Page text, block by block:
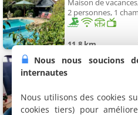
Maison de
2 personnes, 1
11.8 km
Inntermezzo
12 km
Nous nous soucions
internautes
Nous utilisons des cookies
cookies tiers) pour